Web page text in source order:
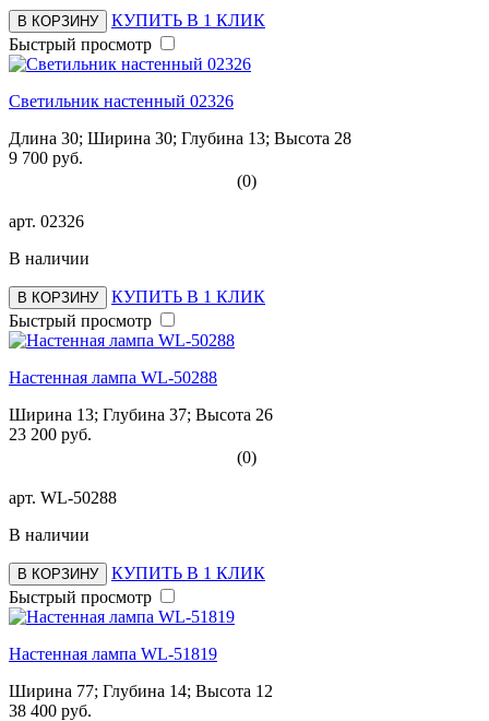
В КОРЗИНУ
КУПИТЬ В 1 КЛИК
Быстрый просмотр
Светильник настенный 02326
Длина 30; Ширина 30; Глубина 13; Высота 28
9 700 руб.
(0)
арт. 02326
В наличии
В КОРЗИНУ
КУПИТЬ В 1 КЛИК
Быстрый просмотр
Настенная лампа WL-50288
Ширина 13; Глубина 37; Высота 26
23 200 руб.
(0)
арт. WL-50288
В наличии
В КОРЗИНУ
КУПИТЬ В 1 КЛИК
Быстрый просмотр
Настенная лампа WL-51819
Ширина 77; Глубина 14; Высота 12
38 400 руб.